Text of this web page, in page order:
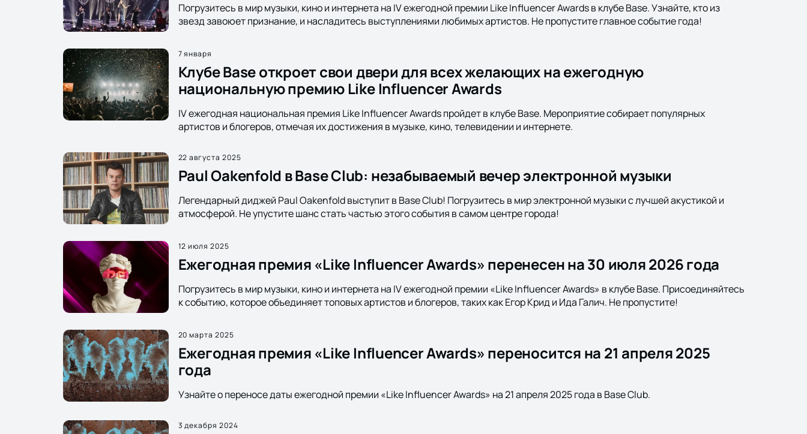
Погрузитесь в мир музыки, кино и интернета на IV ежегодной премии Like Influencer Awards в клубе Base. Узнайте, кто из
звезд завоюет признание, и насладитесь выступлениями любимых артистов. Не пропустите главное событие года!
7 января
Клубе Base откроет свои двери для всех желающих на ежегодную
национальную премию Like Influencer Awards
IV ежегодная национальная премия Like Influencer Awards пройдет в клубе Base. Мероприятие собирает популярных
артистов и блогеров, отмечая их достижения в музыке, кино, телевидении и интернете.
22 августа 2025
Paul Oakenfold в Base Club: незабываемый вечер электронной музыки
Легендарный диджей Paul Oakenfold выступит в Base Club! Погрузитесь в мир электронной музыки с лучшей акустикой и
атмосферой. Не упустите шанс стать частью этого события в самом центре города!
12 июля 2025
Ежегодная премия «Like Influencer Awards» перенесен на 30 июля 2026 года
Погрузитесь в мир музыки, кино и интернета на IV ежегодной премии «Like Influencer Awards» в клубе Base. Присоединяйтесь
к событию, которое объединяет топовых артистов и блогеров, таких как Егор Крид и Ида Галич. Не пропустите!
20 марта 2025
Ежегодная премия «Like Influencer Awards» переносится на 21 апреля 2025
года
Узнайте о переносе даты ежегодной премии «Like Influencer Awards» на 21 апреля 2025 года в Base Club.
3 декабря 2024